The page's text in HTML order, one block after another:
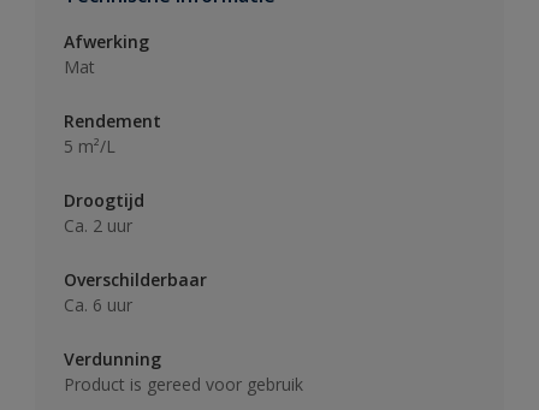
Afwerking
Mat
Rendement
5 m²/L
Droogtijd
Ca. 2 uur
Overschilderbaar
Ca. 6 uur
Verdunning
Product is gereed voor gebruik